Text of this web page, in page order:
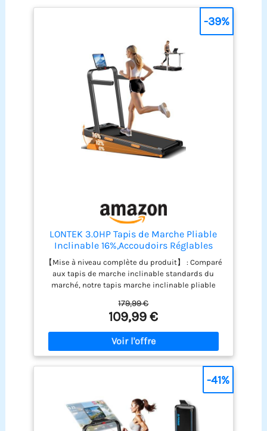
LONTEK 3.0HP Tapis de Marche Pliable
Inclinable 16%,Accoudoirs Réglables
【Mise à niveau complète du produit】 : Comparé
aux tapis de marche inclinable standards du
marché, notre tapis marche inclinable pliable
3 niveaux (max 16%), un moteur sans balais de 3.0
CV (vitesse max 10 km/h), un plateau (2 couches)
et une bande de course (6 couches). Il dispose
également de reposabrazos ajustables pour plus
de confort ; avec son panneau LED intuitif et
télécommande magnétique, ce tapis roulant
pliable vous permet d’entraîner efficacement et
d'absorption des chocs et faible niveau sonore
pour protéger les genoux】 : Ce tapis pliable de
marche silencieux est doté d'un système
179,99 €
109,99 €
-39%
-41%